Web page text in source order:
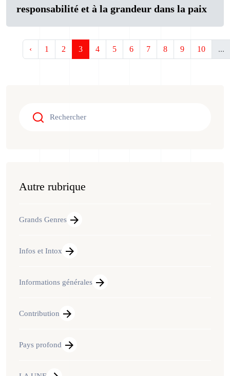
responsabilité et à la grandeur dans la paix
‹ 1 2 3 4 5 6 7 8 9 10 ...
Autre rubrique
Grands Genres
Infos et Intox
Informations générales
Contribution
Pays profond